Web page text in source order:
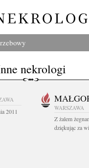
nekrologi
2011
WARSZAWA
Z żalem
dziękując za